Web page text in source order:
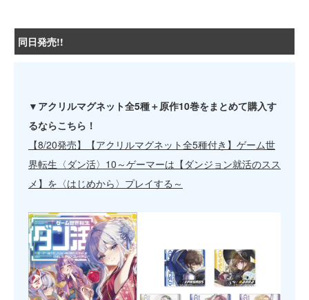
同日発売!!
▼アクリルマグネット全5種＋原作10巻をまとめて購入す
るならこちら！
【8/20発売】【アクリルマグネット全5種付き】ゲーム世
界転生〈ダン活〉10～ゲーマーは【ダンジョン就活のスス
メ】を〈はじめから〉プレイする～